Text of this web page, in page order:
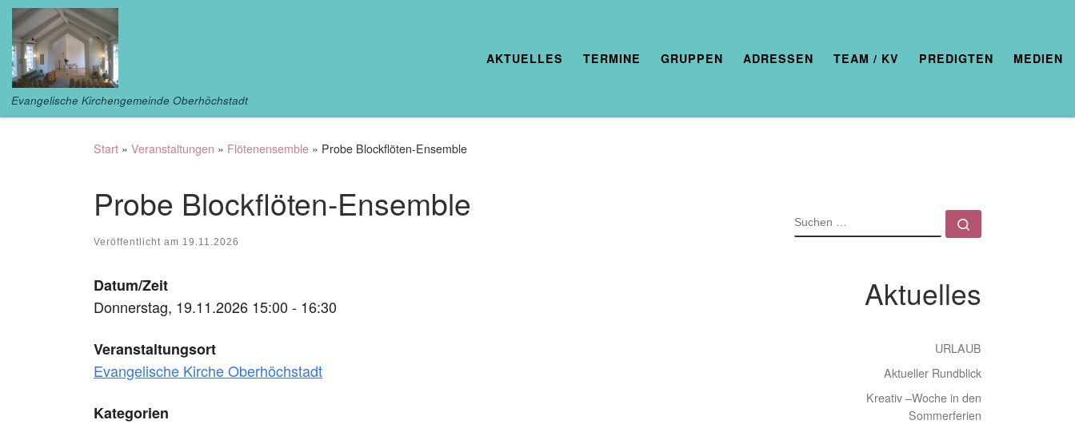
Zum Inhalt springen
Evangelische Kirchengemeinde Oberhöchstadt
AKTUELLES TERMINE GRUPPEN ADRESSEN TEAM / KV PREDIGTEN MEDIEN
Start » Veranstaltungen » Flötenensemble » Probe Blockflöten-Ensemble
Probe Blockflöten-Ensemble
Veröffentlicht am 19.11.2026
Datum/Zeit
Donnerstag, 19.11.2026 15:00 - 16:30
Veranstaltungsort
Evangelische Kirche Oberhöchstadt
Kategorien
SUCHE
Aktuelles
URLAUB
Aktueller Rundblick
Kreativ –Woche in den
Sommerferien